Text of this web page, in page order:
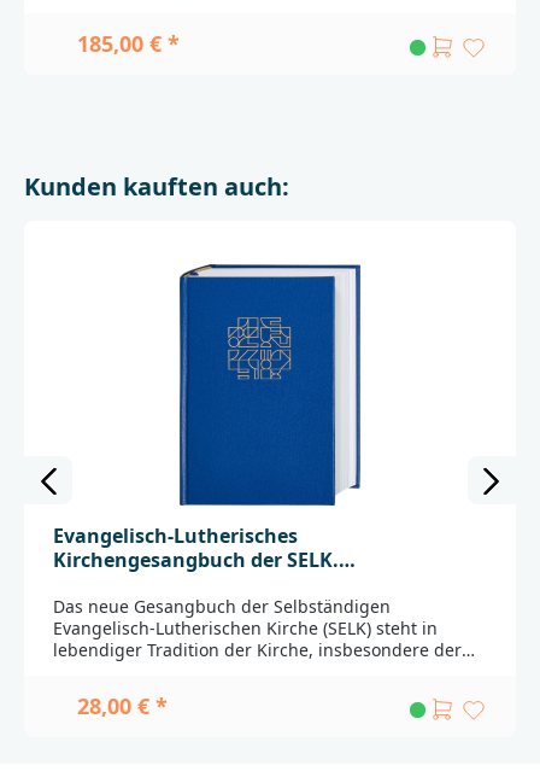
Kompositionen von Prof. Gárdonyi, Michel-Ostertun,
Schloemann sowie Komponisten der SELK (z.B.
Stuttgartproduktsicherheit@dbg.de
185,00 € *
Kunden kauften auch:
Evangelisch-Lutherisches
Kirchengesangbuch der SELK.
Das neue Gesangbuch der Selbständigen
Evangelisch-Lutherischen Kirche (SELK) steht in
lebendiger Tradition der Kirche, insbesondere der
Gesangbuch – Glaubensbuch – Liturgiebuch ist es
für ev.-luth. Gemeinden und Gemeindegruppen
28,00 € *